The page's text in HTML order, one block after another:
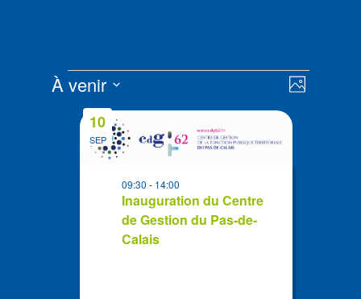
Évènements de
Photo
À venir
Sélectionnez
List
events
SEP
10
Inauguration du Centre
de Gestion du Pas-de-
Calais
09:30- 14:00